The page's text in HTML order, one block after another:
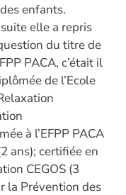
enfants.
elle a repris
du titre de
PACA, c’était il
de l’Ecole
à l’EFPP PACA
ans); certifiée en
CEGOS (3
la Prévention des